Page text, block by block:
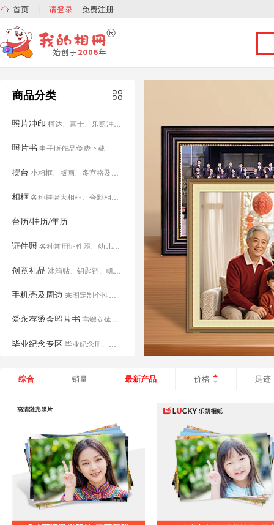
首页 | 请登录 免费注册
商品分类
照片冲印 柯达、富士、乐凯冲印、拍立得、塑封、放大、相册等
照片书 电子版作品免费下载
摆台 小相框、版画、多宫格及主题相框
相框各种挂墙大相框、合影相框、多宫格相框及照片墙。
台历/挂历/年历
证件照 各种常用证件照、幼儿园小学入学照、结婚照等。
创意礼品 冰箱贴、钥匙链、帆布包、挂画、抱枕及T恤等
手机壳及周边 来图定制个性手机壳
爱永存烫金照片书 高端立体烫金照片书
毕业纪念专区毕业纪念册、证书、摆台、合影等。
综合 销量 最新产品 价格 足迹